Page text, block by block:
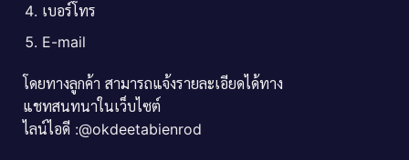
เบอร์โทร
E-mail
โดยทางลูกค้า สามารถแจ้งรายละเอียดได้ทาง
แชทสนทนาในเว็บไซต์
ไลน์ไอดี :@okdeetabienrod